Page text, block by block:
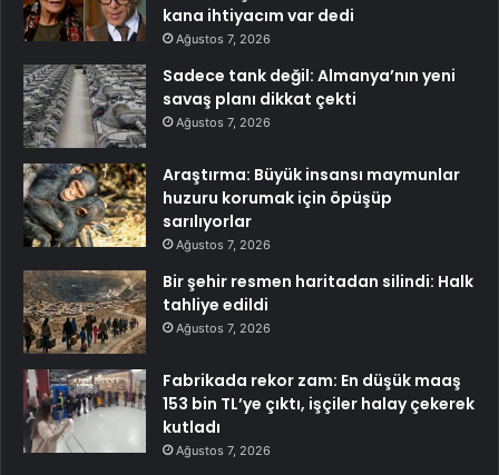
kana ihtiyacım var dedi
Ağustos 7, 2026
Sadece tank değil: Almanya’nın yeni
savaş planı dikkat çekti
Ağustos 7, 2026
Araştırma: Büyük insansı maymunlar
huzuru korumak için öpüşüp
sarılıyorlar
Ağustos 7, 2026
Bir şehir resmen haritadan silindi: Halk
tahliye edildi
Ağustos 7, 2026
Fabrikada rekor zam: En düşük maaş
153 bin TL’ye çıktı, işçiler halay çekerek
kutladı
Ağustos 7, 2026